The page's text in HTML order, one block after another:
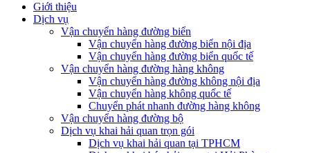
Giới thiệu
Dịch vụ
Vận chuyển hàng đường biển
Vận chuyển hàng đường biển nội địa
Vận chuyển hàng đường biển quốc tế
Vận chuyển hàng đường hàng không
Vận chuyển hàng đường không nội địa
Vận chuyển hàng không quốc tế
Chuyển phát nhanh đường hàng không
Vận chuyển hàng đường bộ
Dịch vụ khai hải quan trọn gói
Dịch vụ khai hải quan tại TPHCM